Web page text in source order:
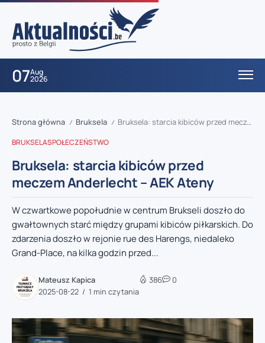
07Aug
2026
Strona główna / Bruksela / Bruksela: starcia kibiców przed meczem Anderlecht – AEK Ateny
BRUKSELASPOŁECZEŃSTWO
Bruksela: starcia kibiców przed
meczem Anderlecht – AEK Ateny
W czwartkowe popołudnie w centrum Brukseli doszło do
gwałtownych starć między grupami kibiców piłkarskich. Do
zdarzenia doszło w rejonie rue des Harengs, niedaleko
Grand-Place, na kilka godzin przed...
Mateusz Kapica
2025-08-22
1 min czytania
386 0